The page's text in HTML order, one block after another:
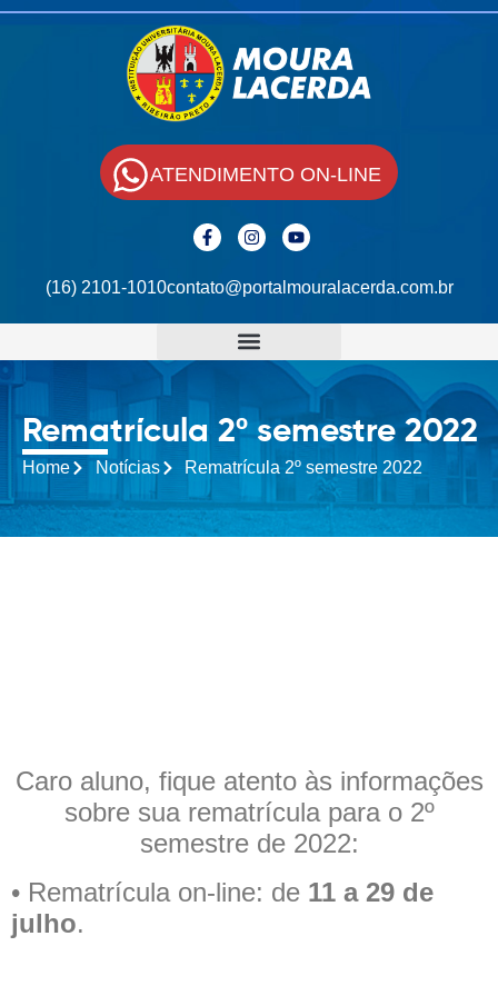
(16) 2101-1010contato@portalmouralacerda.com.br
ATENDIMENTO ON-LINE
Rematrícula 2º semestre 2022
Home Notícias Rematrícula 2º semestre 2022
Caro aluno, fique atento às informações
sobre sua rematrícula para o 2º
semestre de 2022:
• Rematrícula on-line: de 11 a 29 de
julho.